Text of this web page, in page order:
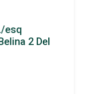
esq
2 Del